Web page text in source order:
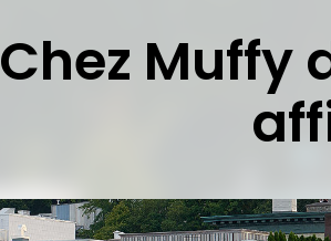
Chez Muffy